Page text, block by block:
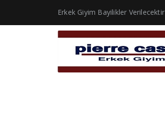
Erkek Giyim Bayilikler Verilecektir